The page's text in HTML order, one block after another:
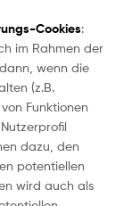
Cookies:
im Rahmen der
wenn die
(z.B.
Funktionen
dazu, den
potentiellen
wird auch als